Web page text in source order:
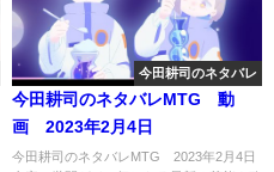
今田耕司のネタバレ
今田耕司のネタバレMTG 動
画 2023年2月4日
今田耕司のネタバレMTG 2023年2月4日